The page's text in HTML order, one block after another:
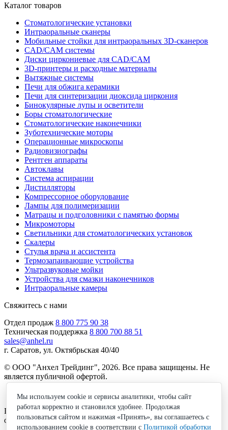
Каталог товаров
Стоматологические установки
Интраоральные сканеры
Мобильные стойки для интраоральных 3D-сканеров
CAD/CAM системы
Диски циркониевые для CAD/CAM
3D-принтеры и расходные материалы
Вытяжные системы
Печи для обжига керамики
Печи для синтеризации диоксида циркония
Бинокулярные лупы и осветители
Боры стоматологические
Стоматологические наконечники
Зуботехнические моторы
Операционные микроскопы
Радиовизиографы
Рентген аппараты
Автоклавы
Система аспирации
Дистилляторы
Компрессорное оборудование
Лампы для полимеризации
Матрацы и подголовники с памятью формы
Микромоторы
Светильники для стоматологических установок
Скалеры
Стулья врача и ассистента
Термозапаивающие устройства
Ультразвуковые мойки
Устройства для смазки наконечников
Интраоральные камеры
Свяжитесь с нами
Отдел продаж 8 800 775 90 38
Техническая поддержка 8 800 700 88 51
sales@anhel.ru
г. Саратов, ул. Октябрьская 40/40
© ООО "Анхел Трейдинг", 2026. Все права защищены. Не
является публичной офертой.
Политика обработки персональных данных
Получите бесплатную консультацию по подбору
оборудования!
Мы используем cookie и сервисы аналитики, чтобы сайт
работал корректно и становился удобнее. Продолжая
пользоваться сайтом и нажимая «Принять», вы соглашаетесь с
использованием cookie в соответствии с Политикой обработки